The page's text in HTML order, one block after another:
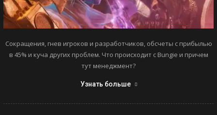
Сокращения, гнев игроков и разработчиков, обсчеты с прибылью
в 45% и куча других проблем. Что происходит с Bungie и причем
тут менеджмент?
Узнать больше